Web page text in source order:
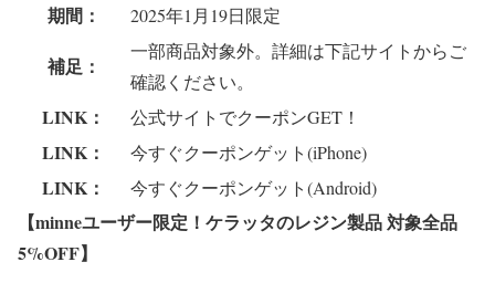
期間： 2025年1月19日限定
補足：
一部商品対象外。詳細は下記サイトからご
確認ください。
LINK： 公式サイトでクーポンGET！
LINK： 今すぐクーポンゲット(iPhone)
LINK： 今すぐクーポンゲット(Android)
【minneユーザー限定！ケラッタのレジン製品 対象全品
5%OFF】